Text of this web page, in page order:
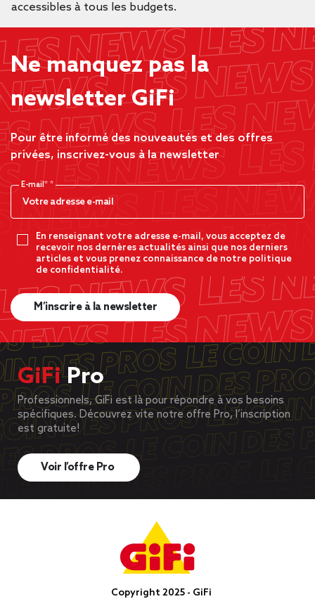
accessibles à tous les budgets.
Ne manquez pas la
newsletter GiFi
Pour être informé des nouveautés et des offres
privées, inscrivez-vous à la newsletter
E-mail*
En renseignant votre adresse e-mail, vous acceptez de
recevoir nos dernères actualités ainsi que nos derniers
articles et vous prenez connaissance de notre politique
de confidentialité.
M’inscrire à la newsletter
GiFiPro
Professionnels, GiFi est là pour répondre à vos besoins
spécifiques. Découvrez vite notre offre Pro, l’inscription
est gratuite!
Voir l’offre Pro
Copyright 2025 - GiFi